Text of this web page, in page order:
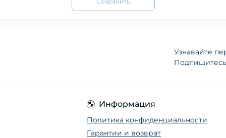
Узнавайте
Информация
Политика конфиденциальности
Гарантии и возврат